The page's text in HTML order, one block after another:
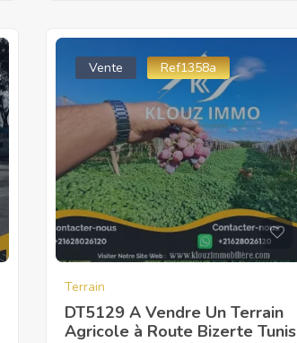
Vente Ref1358a
Terrain
DT5129 A Vendre Un Terrain
Agricole à Route Bizerte Tunis